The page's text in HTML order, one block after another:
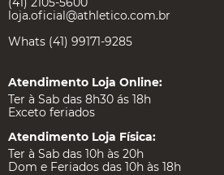
loja.oficial@athletico.com.br
Whats (41) 99171-9285
Atendimento Loja Online:
Ter à Sab das 8h30 ás 18h
Exceto feriados
Atendimento Loja Física:
Ter à Sab das 10h às 20h
Dom e Feriados das 10h às 18h